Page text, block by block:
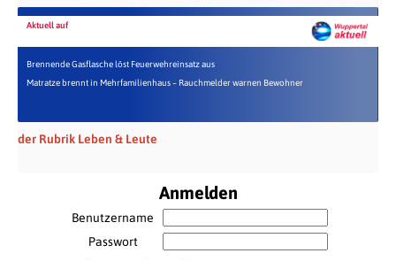
Aktuell auf
Brennende Gasflasche löst Feuerwehreinsatz aus
Matratze brennt in Mehrfamilienhaus – Rauchmelder warnen Bewohner
der Rubrik Leben & Leute
Anmelden
Benutzername
Passwort